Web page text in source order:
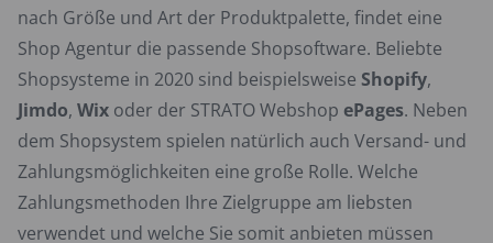
nach Größe und Art der Produktpalette, findet eine
Shop Agentur die passende Shopsoftware. Beliebte
Shopsysteme in 2020 sind beispielsweise Shopify,
Jimdo, Wix oder der STRATO Webshop ePages. Neben
dem Shopsystem spielen natürlich auch Versand- und
Zahlungsmöglichkeiten eine große Rolle. Welche
Zahlungsmethoden Ihre Zielgruppe am liebsten
verwendet und welche Sie somit anbieten müssen